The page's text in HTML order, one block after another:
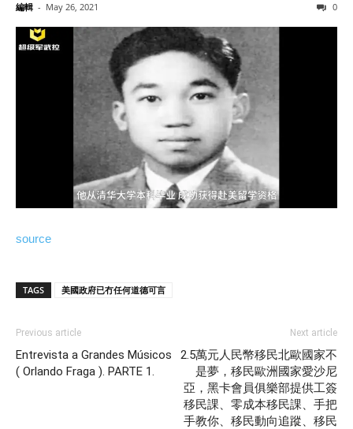
編輯 - May 26, 2021 0
source
TAGS 美國政府已冇任何道德可言
Previous article
Entrevista a Grandes Músicos
( Orlando Fraga ). PARTE 1.
Next article
2.5萬元人民幣移民北歐國家不
是夢，移民歐洲國家愛沙尼
亞，黑卡會員俱樂部提供工簽
移民課、零成本移民課、手把
手教你、移民動向追蹤、移民